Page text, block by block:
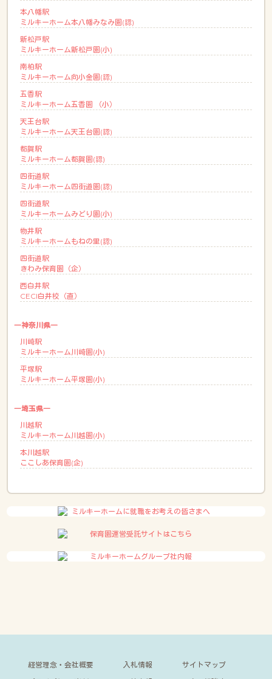
本八幡駅
ミルキーホーム本八幡みなみ園(認)
新松戸駅
ミルキーホーム新松戸園(小)
南柏駅
ミルキーホーム向小金園(認)
五香駅
ミルキーホーム五香園 （小）
天王台駅
ミルキーホーム天王台園(認)
都賀駅
ミルキーホーム都賀園(認)
四街道駅
ミルキーホーム四街道園(認)
四街道駅
ミルキーホームみどり園(小)
物井駅
ミルキーホームもねの里(認)
四街道駅
きわみ保育園（企）
西白井駅
CECI白井校（直）
―神奈川県―
川崎駅
ミルキーホーム川崎園(小)
平塚駅
ミルキーホーム平塚園(小)
―埼玉県―
川越駅
ミルキーホーム川越園(小)
本川越駅
ここしあ保育園(企)
経営理念・会社概要 入札情報
サイトマップ